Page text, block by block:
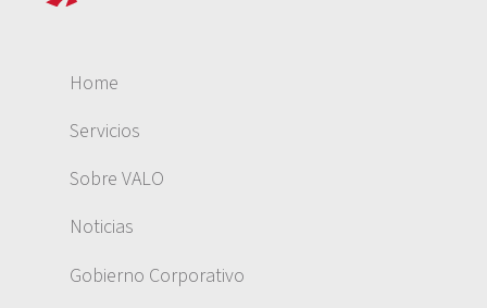
Home
Servicios
Sobre VALO
Noticias
Gobierno Corporativo